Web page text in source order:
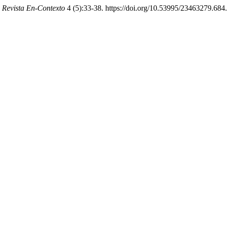
Revista En-Contexto 4 (5):33-38. https://doi.org/10.53995/23463279.684.